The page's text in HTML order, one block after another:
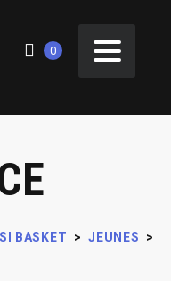
0
BASKET > JEUNES
>